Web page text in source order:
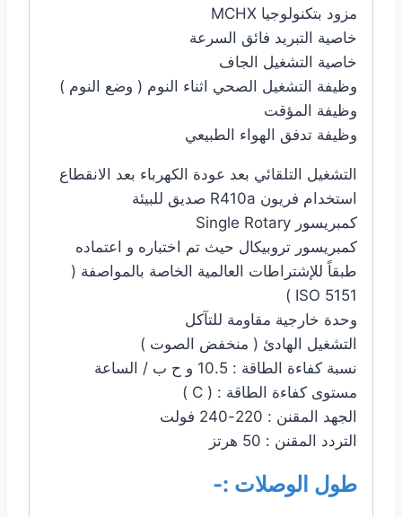
مزود بتكنولوجيا MCHX
خاصية التبريد فائق السرعة
خاصية التشغيل الجاف
وظيفة التشغيل الصحي اثناء النوم ( وضع النوم )
وظيفة المؤقت
وظيفة تدفق الهواء الطبيعي
التشغيل التلقائي بعد عودة الكهرباء بعد الانقطاع
استخدام فريون R410a صديق للبيئة
كمبريسور Single Rotary
كمبريسور تروبيكال حيث تم اختباره و اعتماده
طبقاً للإشتراطات العالمية الخاصة بالمواصفة (
ISO 5151 )
وحدة خارجية مقاومة للتآكل
التشغيل الهادئ ( منخفض الصوت )
نسبة كفاءة الطاقة : 10.5 و ح ب / الساعة
مستوى كفاءة الطاقة : ( C )
الجهد المقنن : 220-240 فولت
التردد المقنن : 50 هرتز
طول الوصلات :-